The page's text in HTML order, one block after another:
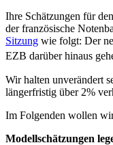
Ihre Schätzungen für
der französische
Sitzung wie folgt: Der
EZB darüber hinaus
Wir halten unverändert
längerfristig über 2%
Im Folgenden wollen
Modellschätzungen